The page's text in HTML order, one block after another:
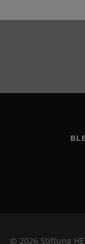
© 2026 Stiftung